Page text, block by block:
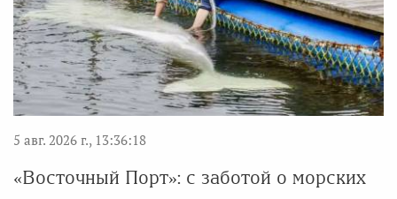
5 авг. 2026 г., 13:36:18
«Восточный Порт»: с заботой о морских